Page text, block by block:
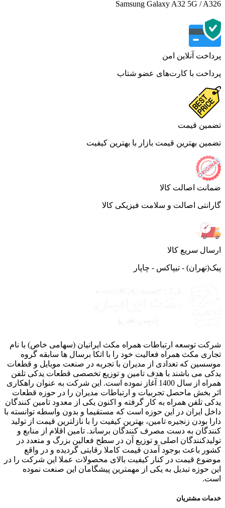
Samsung Galaxy A32 5G /
آنلاین امن
با کارت‌های عضو شتاب
قیمت
بهترین قیمت بازار با بهترین کیفیت
اصالت کالا
اصالت و سلامت فیزیکی کالا
سریع کالا
- تیپاکس - چاپار
توسعه ارتباطات همراه مکث ایرانیان (سهامی خاص) با نام
مکث همراه فعالیت خود را با اتکا برسال ها سابقه گروه
که تعدادی از مدیران با تجربه در صنعت موبایل و قطعات
می باشند با هدف تامین و توزیع تخصصی قطعات یدکی تلفن
همراه از سال 1400 آغاز نموده است. این شرکت به عنوان راهکاری
بخش ماحصل تجربیات و ارتباطات مدیران را در حوزه قطعات
تلفن همراه به کار گرفته و اکنون یکی از معدود تامین کنندگان
ایران در این حوزه است که مستقیما و بدون واسطه توانسته با
بودن زنجیره تامین، بهترین کیفیت را با نازلترین قیمت از تولید
به دست مصرف کنندگان برساند. تامین اقلام از منابع و
اصلی و توزیع آن در سطح فعالین بزرگ و متعدد در
باعث بوجود آمدن قیمت کاملا رقابتی گردیده و در واقع
قیمت در کنار کیفیت بالای محصولات عملا این شرکت را در
حوزه تبدیل به یکی از مهمترین پیشگامان این صنعت نموده
مشتریان